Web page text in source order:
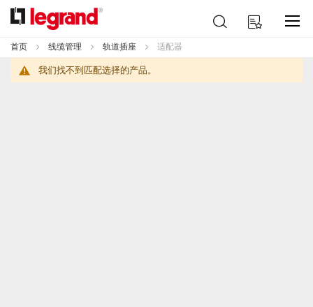
跳
到
容
我的购物车
索
首页 线缆管理 轨道插座 适配器
我们找不到匹配选择的产品。